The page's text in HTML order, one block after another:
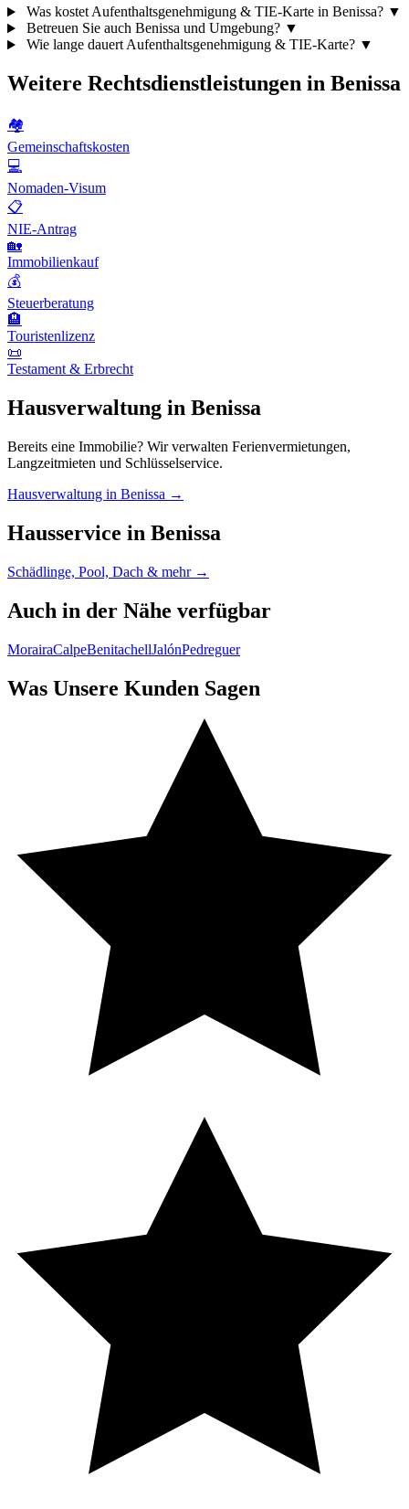
Was kostet Aufenthaltsgenehmigung & TIE-Karte in Benissa? ▼
Betreuen Sie auch Benissa und Umgebung? ▼
Wie lange dauert Aufenthaltsgenehmigung & TIE-Karte? ▼
Weitere Rechtsdienstleistungen in Benissa
🏘️
Gemeinschaftskosten
💻
Nomaden-Visum
📋
NIE-Antrag
🏡
Immobilienkauf
💰
Steuerberatung
🏨
Touristenlizenz
📜
Testament & Erbrecht
Hausverwaltung in Benissa
Bereits eine Immobilie? Wir verwalten Ferienvermietungen,
Langzeitmieten und Schlüsselservice.
Hausverwaltung in Benissa →
Hausservice in Benissa
Schädlinge, Pool, Dach & mehr →
Auch in der Nähe verfügbar
MorairaCalpeBenitachellJalónPedreguer
Was Unsere Kunden Sagen